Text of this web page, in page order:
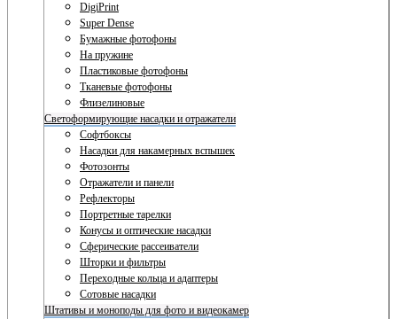
DigiPrint
Super Dense
Бумажные фотофоны
На пружине
Пластиковые фотофоны
Тканевые фотофоны
Флизелиновые
Светоформирующие насадки и отражатели
Софтбоксы
Насадки для накамерных вспышек
Фотозонты
Отражатели и панели
Рефлекторы
Портретные тарелки
Конусы и оптические насадки
Сферические рассеиватели
Шторки и фильтры
Переходные кольца и адаптеры
Сотовые насадки
Штативы и моноподы для фото и видеокамер